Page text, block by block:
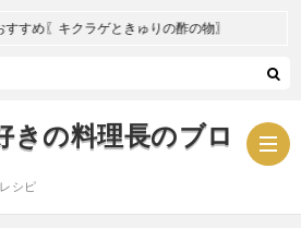
きの料理長のブロ
シピ
キクラゲときゅりの酢の物〗